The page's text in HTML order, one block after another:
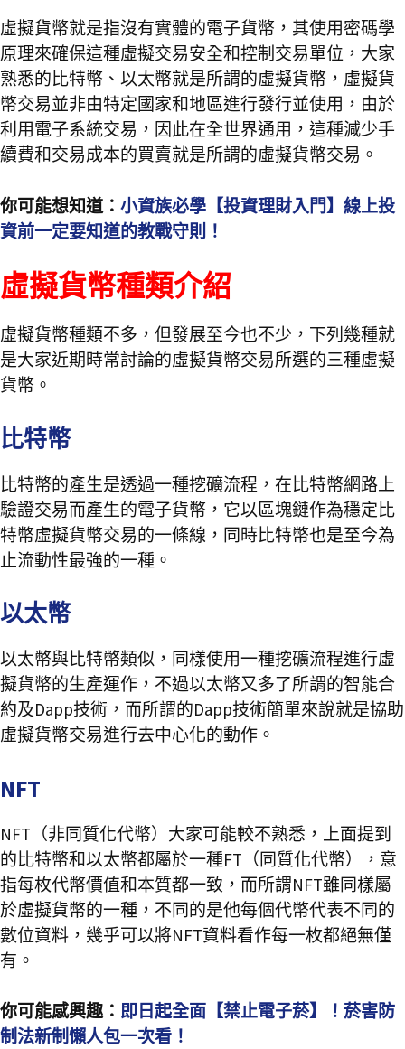
虛擬貨幣就是指沒有實體的電子貨幣，其使用密碼學
原理來確保這種虛擬交易安全和控制交易單位，大家
熟悉的比特幣、以太幣就是所謂的虛擬貨幣，虛擬貨
幣交易並非由特定國家和地區進行發行並使用，由於
利用電子系統交易，因此在全世界通用，這種減少手
續費和交易成本的買賣就是所謂的虛擬貨幣交易。
你可能想知道： 小資族必學【投資理財入門】線上投
資前一定要知道的教戰守則！
虛擬貨幣種類介紹
虛擬貨幣種類不多，但發展至今也不少，下列幾種就
是大家近期時常討論的虛擬貨幣交易所選的三種虛擬
貨幣。
比特幣
比特幣的產生是透過一種挖礦流程，在比特幣網路上
驗證交易而產生的電子貨幣，它以區塊鏈作為穩定比
特幣虛擬貨幣交易的一條線，同時比特幣也是至今為
止流動性最強的一種。
以太幣
以太幣與比特幣類似，同樣使用一種挖礦流程進行虛
擬貨幣的生產運作，不過以太幣又多了所謂的智能合
約及Dapp技術，而所謂的Dapp技術簡單來說就是協助
虛擬貨幣交易進行去中心化的動作。
NFT
NFT（非同質化代幣）大家可能較不熟悉，上面提到
的比特幣和以太幣都屬於一種FT（同質化代幣），意
指每枚代幣價值和本質都一致，而所謂NFT雖同樣屬
於虛擬貨幣的一種，不同的是他每個代幣代表不同的
數位資料，幾乎可以將NFT資料看作每一枚都絕無僅
有。
你可能感興趣： 即日起全面【禁止電子菸】！菸害防
制法新制懶人包一次看！